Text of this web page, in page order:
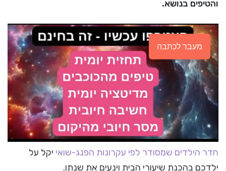
והטיפים בנושא.
מעבר לכתבה
חדר הילדים שמסודר לפי עקרונות הפנג-שואי יקל על
ילדכם בהכנת שיעורי הבית וינעים את שנתו.